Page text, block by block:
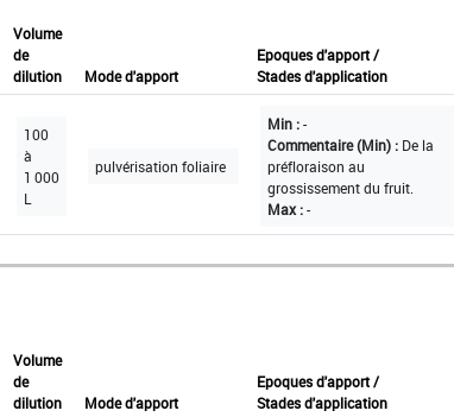
Volume
de
dilution
Mode d'apport
Epoques d'apport /
Stades d'application
100
à
1 000
L
pulvérisation foliaire
Min :-
Commentaire (Min) : De la
préfloraison au
grossissement du fruit.
Max :-
Volume
de
dilution
Mode d'apport
Epoques d'apport /
Stades d'application